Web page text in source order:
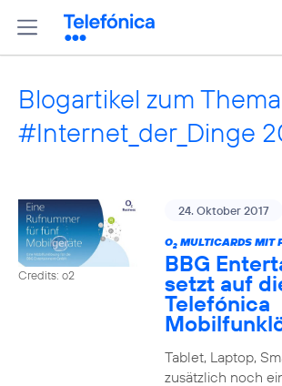
Blogartikel zum Thema
#Internet_der_Dinge
Credits: o2
24. Oktober 2017
O2MULTICARDS MIT
BBG
setzt auf
Telefónica
Tablet, Laptop,
zusätzlich noch